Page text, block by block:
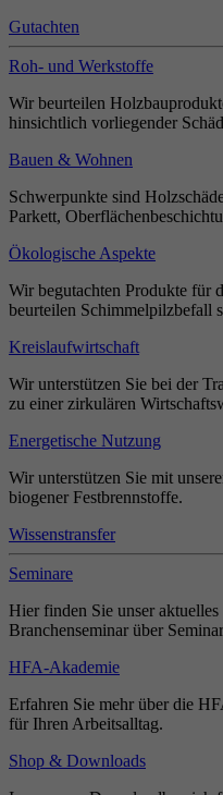
Gutachten
Roh- und Werkstoffe
Wir beurteilen
hinsichtlich vorliegender
Bauen & Wohnen
Schwerpunkte sind
Parkett,
Ökologische Aspekte
Wir begutachten Produkte für
beurteilen Schimmelpilzbefall
Kreislaufwirtschaft
Wir unterstützen Sie bei der
zu einer zirkulären
Energetische Nutzung
Wir unterstützen Sie mit
biogener Festbrennstoffe.
Wissenstransfer
Seminare
Hier finden Sie unser
Branchenseminar über
HFA-Akademie
Erfahren Sie mehr über die
für Ihren Arbeitsalltag.
Shop & Downloads